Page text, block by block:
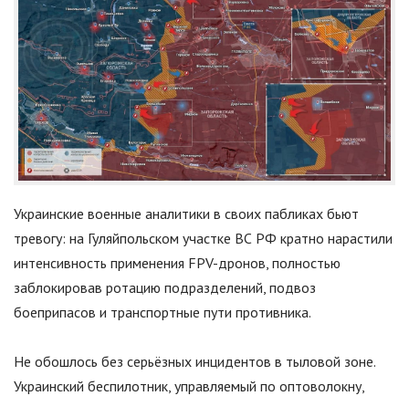
Украинские военные аналитики в своих пабликах бьют
тревогу: на Гуляйпольском участке ВС РФ кратно нарастили
интенсивность применения FPV-дронов, полностью
заблокировав ротацию подразделений, подвоз
боеприпасов и транспортные пути противника.
Не обошлось без серьёзных инцидентов в тыловой зоне.
Украинский беспилотник, управляемый по оптоволокну,